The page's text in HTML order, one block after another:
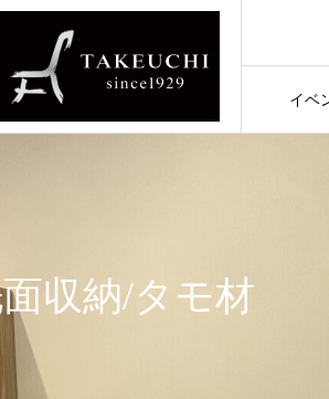
イベ
収納/タモ材